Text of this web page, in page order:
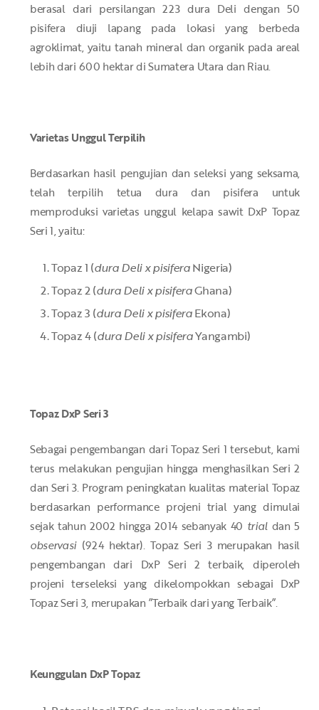
berasal dari persilangan 223 dura Deli dengan 50
pisifera diuji lapang pada lokasi yang berbeda
agroklimat, yaitu tanah mineral dan organik pada areal
lebih dari 600 hektar di Sumatera Utara dan Riau.
Varietas Unggul Terpilih
Berdasarkan hasil pengujian dan seleksi yang seksama,
telah terpilih tetua dura dan pisifera untuk
memproduksi varietas unggul kelapa sawit DxP Topaz
Seri 1, yaitu:
Topaz 1 (dura Deli x pisiferaNigeria)
Topaz 2 (dura Deli x pisiferaGhana)
Topaz 3 (dura Deli x pisiferaEkona)
Topaz 4 (dura Deli x pisiferaYangambi)
Topaz DxP Seri 3
Sebagai pengembangan dari Topaz Seri 1 tersebut, kami
terus melakukan pengujian hingga menghasilkan Seri 2
dan Seri 3. Program peningkatan kualitas material Topaz
berdasarkan performance projeni trial yang dimulai
sejak tahun 2002 hingga 2014 sebanyak 40 trial dan 5
observasi(924 hektar). Topaz Seri 3 merupakan hasil
pengembangan dari DxP Seri 2 terbaik, diperoleh
projeni terseleksi yang dikelompokkan sebagai DxP
Topaz Seri 3, merupakan ”Terbaik dari yang Terbaik”.
Keunggulan DxP Topaz